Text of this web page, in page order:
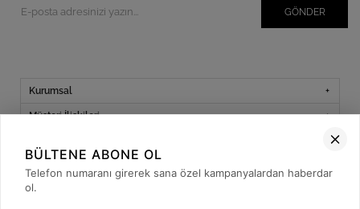
GÖNDER
Kurumsal
Müşteri İlişkileri
Sosyal Medya
BÜLTENE ABONE OL
Telefon numaranı girerek sana özel kampanyalardan haberdar
ol.